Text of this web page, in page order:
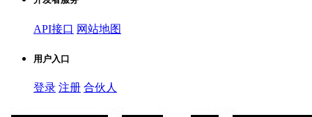
API接口 网站地图
用户入口
登录 注册 合伙人